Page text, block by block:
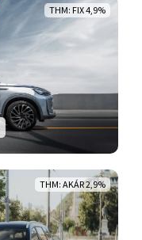
THM: FIX 4,9%
THM: AKÁR 2,9%